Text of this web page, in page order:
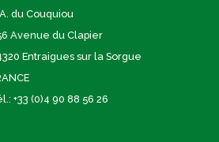
du Couquiou
Avenue du Clapier
Entraigues sur la Sorgue
+33 (0)4 90 88 56 26